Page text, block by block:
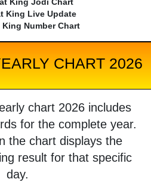
King Jodi Chart
King Live Update
King Number Chart
CHART 2026
chart 2026 includes
for the complete year.
the chart displays the
result for that specific
day.